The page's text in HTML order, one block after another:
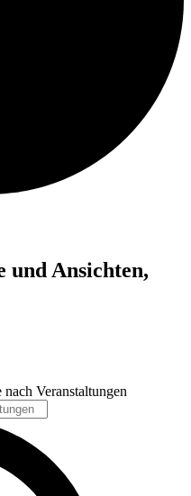
und Ansichten,
Veranstaltungen